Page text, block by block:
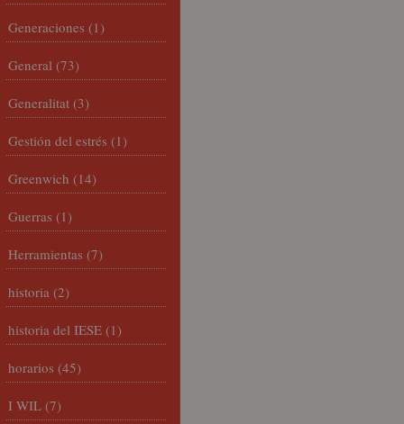
Generaciones (1)
General (73)
Generalitat (3)
Gestión del estrés (1)
Greenwich (14)
Guerras (1)
Herramientas (7)
historia (2)
historia del IESE (1)
horarios (45)
I WIL (7)